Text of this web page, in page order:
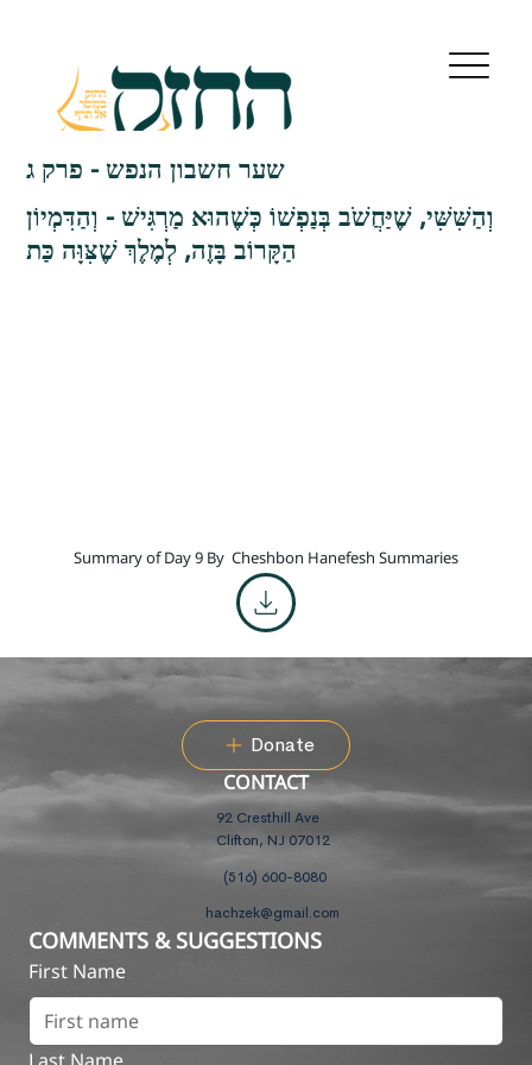
שער חשבון הנפש - פרק ג
וְהַשִּׁשִּׁי, שֶׁיַּחֲשֹׁב בְּנַפְשׁוֹ כְּשֶׁהוּא מַרְגִּישׁ - וְהַדִּמְיוֹן
הַקָּרוֹב בָּזֶה, לְמֶלֶךְ שֶׁצִּוָּה כַּת
Summary of Day 9 By Cheshbon Hanefesh Summaries
Donate
CONTACT
92 Cresthill Ave
Clifton, NJ 07012
(516) 600-8080
hachzek@gmail.com
COMMENTS & SUGGESTIONS
First Name